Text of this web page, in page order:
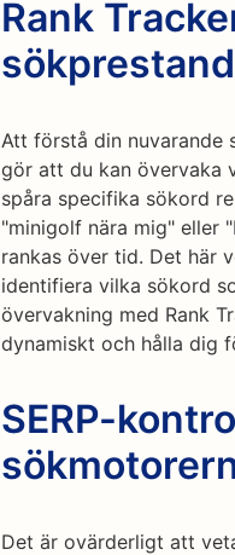
Rank
Att förstå din nuvarande
gör att du kan övervaka
spåra specifika sökord
"minigolf nära mig" eller
rankas över tid. Det här
identifiera vilka sökord
övervakning med Rank
dynamiskt och hålla dig
SERP-
Det är ovärderligt att